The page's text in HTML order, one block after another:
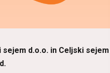
d.o.o. in Celjski sejem